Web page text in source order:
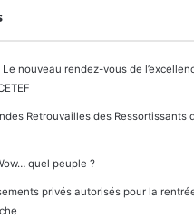
Le nouveau rendez-vous de
Retrouvailles des Ressortissants
quel peuple ?
privés autorisés pour la